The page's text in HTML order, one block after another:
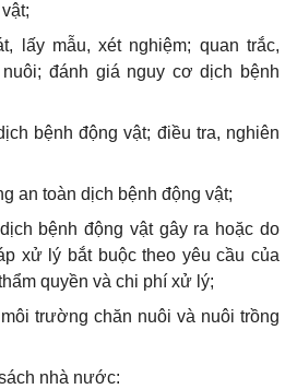
lấy mẫu, xét nghiệm; quan trắc,
đánh giá nguy cơ dịch bệnh
bệnh động vật; điều tra, nghiên
an toàn dịch bệnh động vật;
bệnh động vật gây ra hoặc do
xử lý bắt buộc theo yêu cầu của
quyền và chi phí xử lý;
trường chăn nuôi và nuôi trồng
nhà nước: